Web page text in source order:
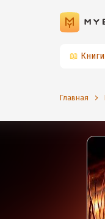
📖 Книги
Главная